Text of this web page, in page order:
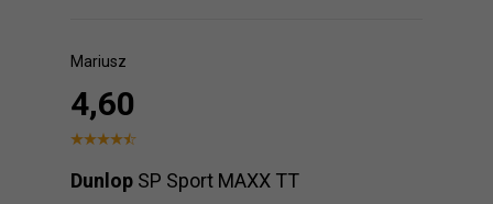
Mariusz
4,60
Dunlop SP Sport MAXX TT